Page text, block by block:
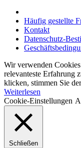
Häufig gestellte
Kontakt
Datenschutz-
Wir verwenden
relevanteste Erfahrung
klicken, stimmen Sie
Weiterlesen
Cookie-Einstellungen
Schließen